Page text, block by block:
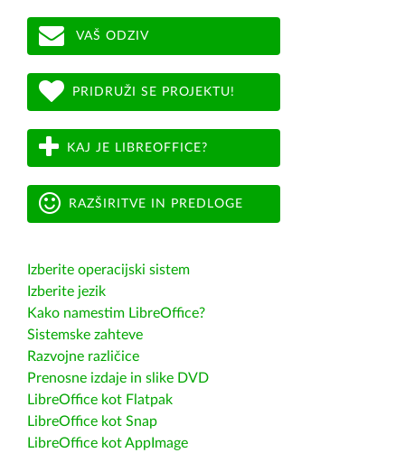
VAŠ ODZIV
PRIDRUŽI SE PROJEKTU!
KAJ JE LIBREOFFICE?
RAZŠIRITVE IN PREDLOGE
Izberite operacijski sistem
Izberite jezik
Kako namestim LibreOffice?
Sistemske zahteve
Razvojne različice
Prenosne izdaje in slike DVD
LibreOffice kot Flatpak
LibreOffice kot Snap
LibreOffice kot AppImage